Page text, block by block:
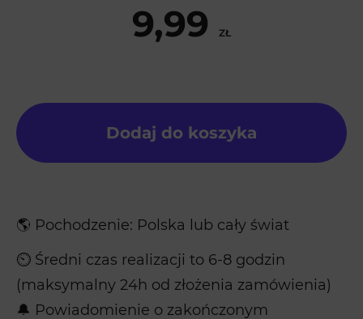
9,99 ZŁ
Dodaj do koszyka
🌎 Pochodzenie: Polska lub cały świat
⏲ Średni czas realizacji to 6-8 godzin
(maksymalny 24h od złożenia zamówienia)
🔔 Powiadomienie o zakończonym